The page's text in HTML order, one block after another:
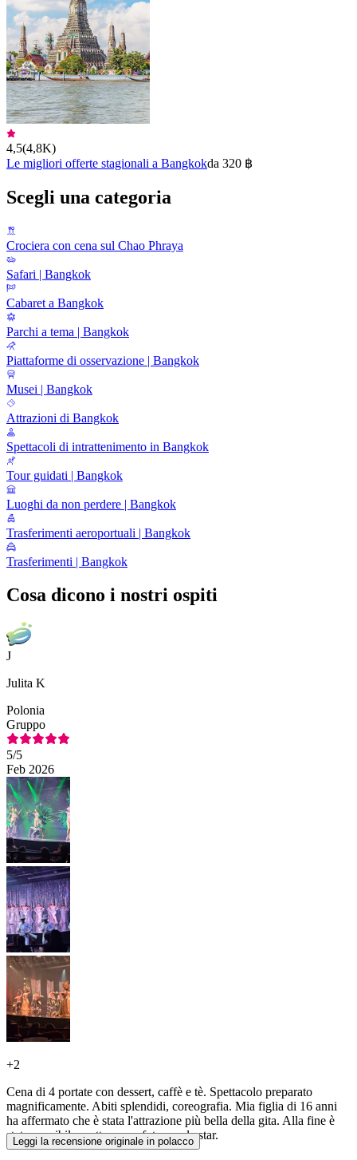
4,5(4,8K)
Le migliori offerte stagionali a Bangkokda 320 ฿
Scegli una categoria
Crociera con cena sul Chao Phraya
Safari | Bangkok
Cabaret a Bangkok
Parchi a tema | Bangkok
Piattaforme di osservazione | Bangkok
Musei | Bangkok
Attrazioni di Bangkok
Spettacoli di intrattenimento in Bangkok
Tour guidati | Bangkok
Luoghi da non perdere | Bangkok
Trasferimenti aeroportuali | Bangkok
Trasferimenti | Bangkok
Cosa dicono i nostri ospiti
J
Julita K
Polonia
Gruppo
5/5
Feb 2026
+2
Cena di 4 portate con dessert, caffè e tè. Spettacolo preparato
magnificamente. Abiti splendidi, coreografia. Mia figlia di 16 anni
ha affermato che è stata l'attrazione più bella della gita. Alla fine è
stato possibile scattare una foto con le star.
Leggi la recensione originale in polacco